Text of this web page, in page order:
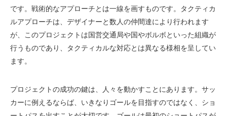
です。戦術的なアプローチとは一線を画すものです。タクティカ
ルアプローチは、デザイナーと数人の仲間達により行われます
が、このプロジェクトは国営交通局や国やボルボといった組織が
行うものであり、タクティカルな対応とは異なる様相を呈してい
ます。
プロジェクトの成功の鍵は、人々を動かすことにあります。サッ
カーに例えるならば、いきなりゴールを目指すのではなく、ショ